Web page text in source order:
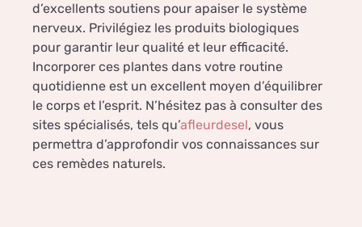
d’excellents soutiens pour apaiser le système
nerveux. Privilégiez les produits biologiques
pour garantir leur qualité et leur efficacité.
Incorporer ces plantes dans votre routine
quotidienne est un excellent moyen d’équilibrer
le corps et l’esprit. N’hésitez pas à consulter des
sites spécialisés, tels qu’afleurdesel, vous
permettra d’approfondir vos connaissances sur
ces remèdes naturels.